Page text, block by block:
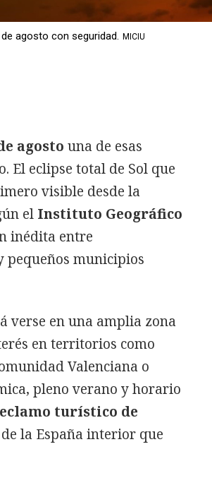
agosto con seguridad. MICIU
agosto una de esas
El eclipse total de Sol que
visible desde la
el Instituto Geográfico
inédita entre
pequeños municipios
verse en una amplia zona
en territorios como
Valenciana o
pleno verano y horario
turístico de
la España interior que